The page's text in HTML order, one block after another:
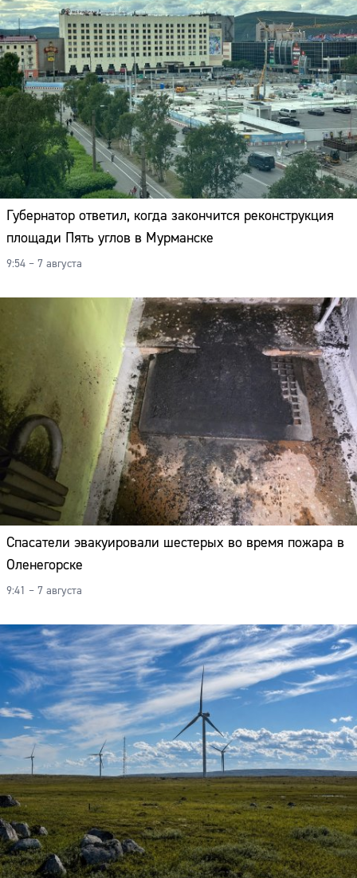
Губернатор ответил, когда закончится реконструкция
площади Пять углов в Мурманске
9:54 – 7 августа
Спасатели эвакуировали шестерых во время пожара в
Оленегорске
9:41 – 7 августа